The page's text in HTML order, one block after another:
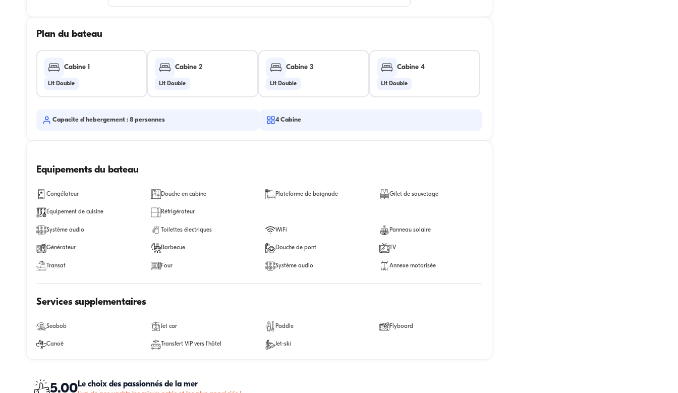
Plan du bateau
Cabine 1
Lit Double
Cabine 2
Lit Double
Cabine 3
Lit Double
Cabine 4
Lit Double
Capacite d'hebergement : 8 personnes 4 Cabine
Equipements du bateau
Congélateur Douche en cabine Plateforme de baignade Gilet de sauvetage
Équipement de cuisine Réfrigérateur
Système audio Toilettes électriques WiFi Panneau solaire
Générateur Barbecue Douche de pont TV
Transat Four Système audio Annexe motorisée
Services supplementaires
Seabob Jet car Paddle Flyboard
Canoë Transfert VIP vers l'hôtel Jet-ski
5.00Le choix des passionnés de la mer